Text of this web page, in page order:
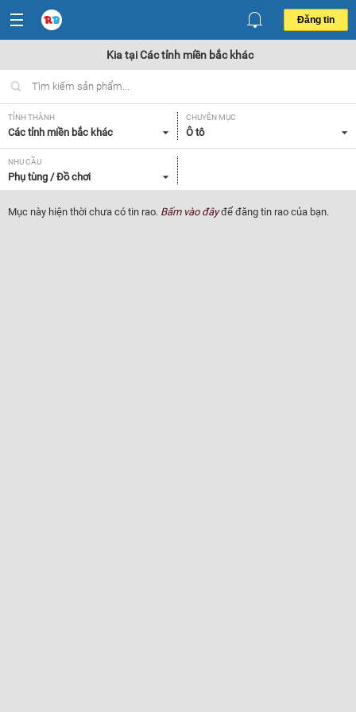
Đăng tin
Kia tại Các tỉnh miền bắc khác
TỈNH THÀNH
Các tỉnh miền bắc khác
CHUYÊN MỤC
Ô tô
NHU CẦU
Phụ tùng / Đồ chơi
Mục này hiện thời chưa có tin rao. Bấm vào đâyđể đăng tin rao của bạn.